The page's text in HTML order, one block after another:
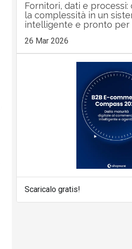
Fornitori, dati e
la complessità in un
intelligente e pronto per
26 Mar 2026
Scaricalo gratis!